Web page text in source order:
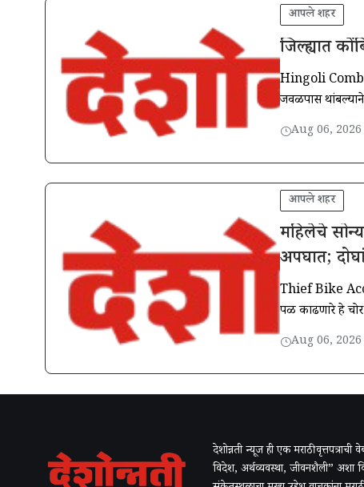
आपले शहर
जिल्ह्यात
Hingoli
जवळपास थांबल्याने
Aug 06,
आपले शहर
महिलेचे
अपघात;
Thief Bike
पळ काढणारे हे
Aug 06,
देशोन्नती न्यूज ही एक मराठी
विदेश, अर्थव्यवस्था, जीवनशैली” अशा